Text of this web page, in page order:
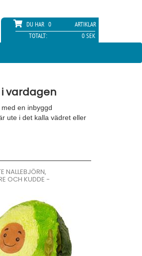
DU HAR 0
ARTIKLAR
TOTALT:
0 SEK
vardagen
en inbyggd
ute i det kalla vädret eller
NALLEBJÖRN,
OCH KUDDE -